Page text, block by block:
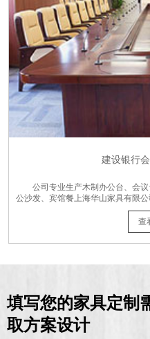
建设银行
公司专业生产木制办公台、会
公沙发、宾馆餐上海华山家具有限
查
填写您的家具定制
取方案设计